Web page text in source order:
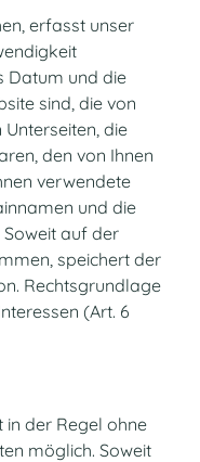
erfasst unser
Datum und die
sind, die von
die
den von Ihnen
verwendete
und die
auf der
speichert der
Rechtsgrundlage
(Art. 6
in der Regel ohne
möglich. Soweit